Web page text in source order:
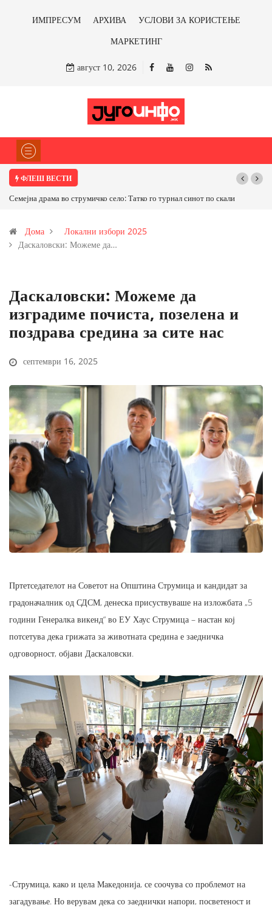
ИМПРЕСУМ АРХИВА
УСЛОВИ ЗА КОРИСТЕЊЕ
МАРКЕТИНГ
август 10, 2026
ФЛЕШ ВЕСТИ
по скалиТРАМП НАРЕДИ ВОЈСКАТА ДА КОРИСТИ МЕТАЛИ САМО
бакарот од Иловица и со антимонот?
Дома
Локални избори 2025
Даскаловски: Можеме да…
Даскаловски: Можеме да
изградиме почиста, позелена и
поздрава средина за сите нас
септември 16, 2025
Пртетседателот на Советот на Општина Струмица и кандидат за
градоначалник од СДСМ, денеска присуствуваше на изложбата „5
години Генералка викенд“ во ЕУ Хаус Струмица – настан кој
потсетува дека грижата за животната средина е заедничка
одговорност, објави Даскаловски.
-Струмица, како и цела Македонија, се соочува со проблемот на
загадување. Но верувам дека со заеднички напори, посветеност и